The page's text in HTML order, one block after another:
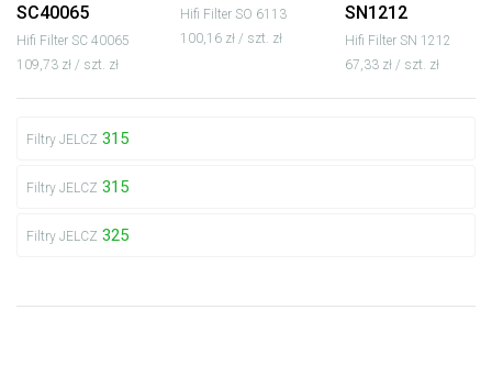
SC40065
Hifi Filter SC 40065
109,73 zł / szt. zł
Hifi Filter SO 6113
100,16 zł / szt. zł
SN1212
Hifi Filter SN 1212
67,33 zł / szt. zł
Filtry JELCZ 315
Filtry JELCZ 315
Filtry JELCZ 325